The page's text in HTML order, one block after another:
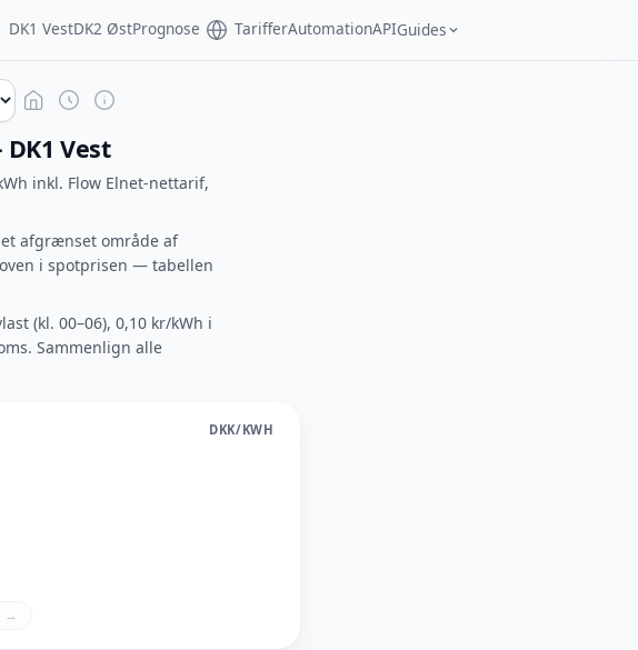
DK1 VestDK2 ØstPrognose TarifferAutomationAPIGuides
Vest
inkl. Flow Elnet-nettarif,
afgrænset område af
i spotprisen — tabellen
(kl. 00–06), 0,10 kr/kWh i
Sammenlign alle
DKK/KWH
→